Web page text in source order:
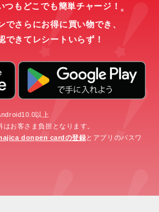
もどこでも簡単チャージ！ ※
でさらにお得に買い物でき、
できてレシートいらず！
以上
お客さま負担となります。
donpen cardの登録とアプリのパスワ